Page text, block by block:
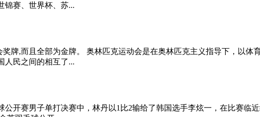
锦赛、世界杯、苏...
牌,而且全部为金牌。 奥林匹克运动会是在奥林匹克主义指导下，以
人民之间的相互了...
公开赛男子单打决赛中，林丹以1比2输给了韩国选手李炫一，在比赛临